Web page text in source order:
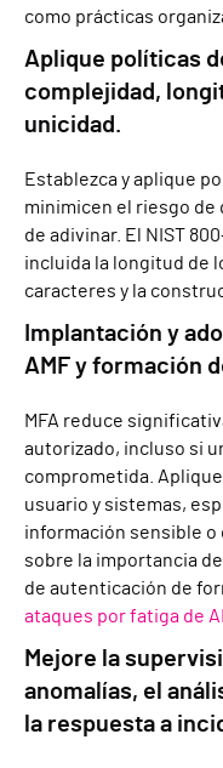
como prácticas
Aplique políticas
complejidad,
unicidad.
Establezca y aplique
minimicen el riesgo de
de adivinar. El NIST
incluida la longitud de
caracteres y la
Implantación y
AMF y formación
MFA reduce
autorizado, incluso si
comprometida.
usuario y sistemas,
información sensible o
sobre la importancia
de autenticación de
ataques por fatiga de
Mejore la
anomalías, el
la respuesta a